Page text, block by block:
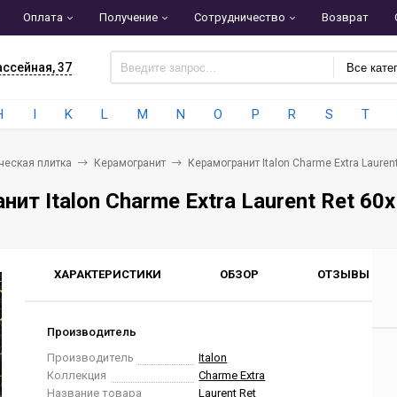
Оплата Получение Сотрудничество Возврат
37 Все
I K L M N O P R S T
плитка Керамогранит Керамогранит Italon Charme Extra
Italon Charme Extra Laurent Ret
ХАРАКТЕРИСТИКИ ОБЗОР ОТЗЫВЫ
Производитель
Производитель
Italon
Коллекция
Charme Extra
Название товара
Laurent Ret